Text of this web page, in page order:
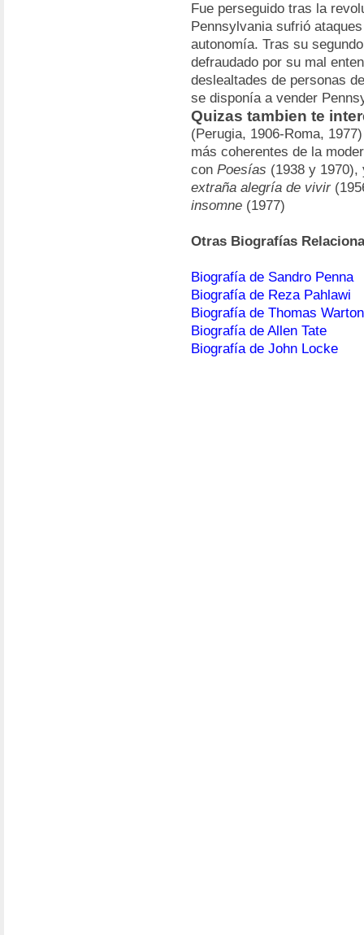
Fue perseguido tras la
Pennsylvania sufrió
autonomía. Tras su
defraudado por su mal
deslealtades de personas
se disponía a vender
Quizas tambien te
(Perugia, 1906-Roma,
más coherentes de la
con Poesías (1938 y
extraña alegría de vivir
insomne (1977)
Otras Biografías
Biografía de Sandro Penna
Biografía de Reza Pahlawi
Biografía de Thomas Warton
Biografía de Allen Tate
Biografía de John Locke